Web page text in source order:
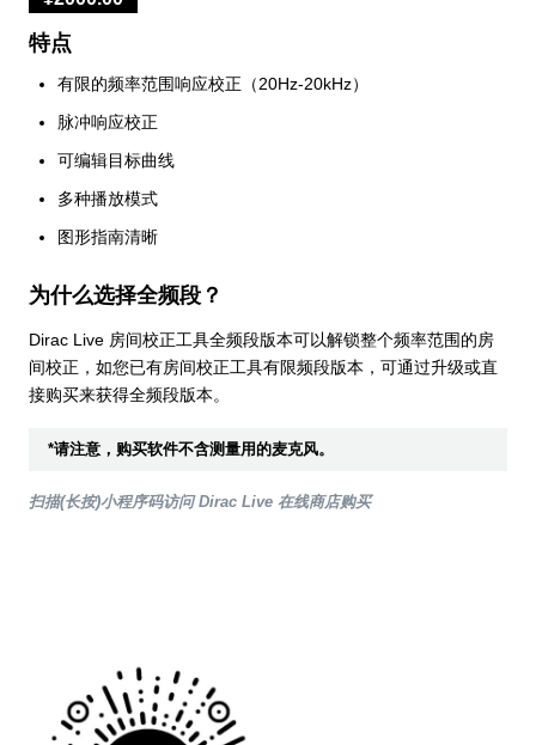
特点
有限的频率范围响应校正（20Hz-20kHz）
脉冲响应校正
可编辑目标曲线
多种播放模式
图形指南清晰
为什么选择全频段？
Dirac Live 房间校正工具全频段版本可以解锁整个频率范围的房
间校正，如您已有房间校正工具有限频段版本，可通过升级或直
接购买来获得全频段版本。
*请注意，购买软件不含测量用的麦克风。
扫描(长按)小程序码访问 Dirac Live 在线商店购买